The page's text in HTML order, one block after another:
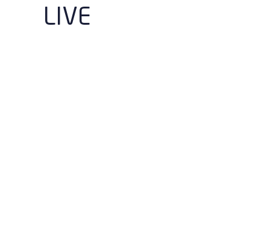
LIVE